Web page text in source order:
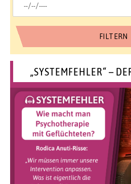
„SYSTEMFEHLER“ –